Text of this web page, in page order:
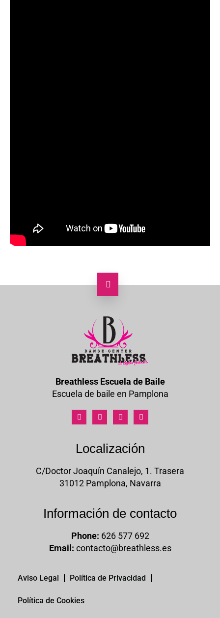
Breathless Escuela de Baile
Escuela de baile en Pamplona
Localización
C/Doctor Joaquín Canalejo, 1. Trasera
31012 Pamplona, Navarra
Información de contacto
Phone: 626 577 692
Email: contacto@breathless.es
Aviso Legal Política de Privacidad
Política de Cookies